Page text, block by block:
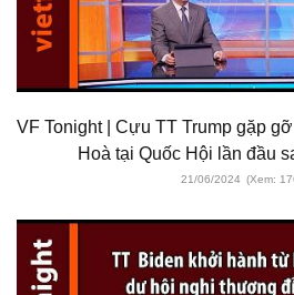
VF Tonight | Cựu TT Trump gặp
Hoà tại Quốc Hội lần đầu
21/06/2024 (Xem: